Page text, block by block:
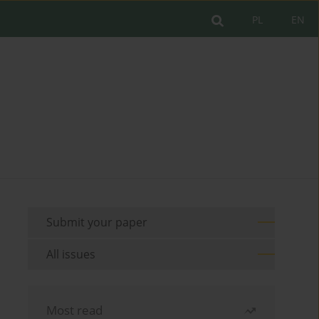
EN
PL
Submit your paper
All issues
Most read